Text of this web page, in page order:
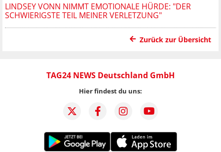
LINDSEY VONN NIMMT EMOTIONALE HÜRDE: "DER
SCHWIERIGSTE TEIL MEINER VERLETZUNG"
Zurück zur Übersicht
TAG24 NEWS Deutschland GmbH
Hier findest du uns: